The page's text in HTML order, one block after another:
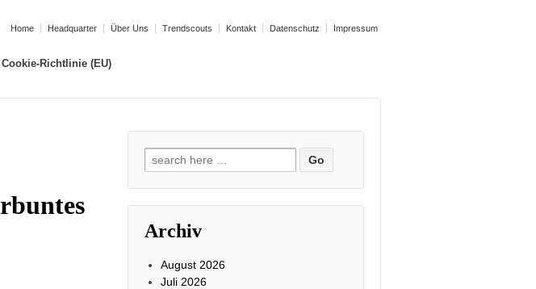
Home Headquarter Über Uns Trendscouts Kontakt Datenschutz Impressum
Cookie-Richtlinie (EU)
Search
for:
Archiv
August 2026
Juli 2026